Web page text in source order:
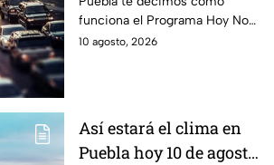
funciona el Programa Hoy No
Circula HOY lunes 10 de
10 agosto, 2026
Así estará el clima en
Puebla hoy 10 de agosto